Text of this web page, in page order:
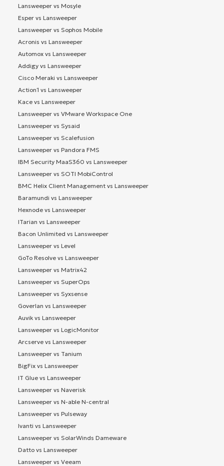
Lansweeper vs Mosyle
Esper vs Lansweeper
Lansweeper vs Sophos Mobile
Acronis vs Lansweeper
Automox vs Lansweeper
Addigy vs Lansweeper
Cisco Meraki vs Lansweeper
Action1 vs Lansweeper
Kace vs Lansweeper
Lansweeper vs VMware Workspace One
Lansweeper vs Sysaid
Lansweeper vs Scalefusion
Lansweeper vs Pandora FMS
IBM Security MaaS360 vs Lansweeper
Lansweeper vs SOTI MobiControl
BMC Helix Client Management vs Lansweeper
Baramundi vs Lansweeper
Hexnode vs Lansweeper
ITarian vs Lansweeper
Bacon Unlimited vs Lansweeper
Lansweeper vs Level
GoTo Resolve vs Lansweeper
Lansweeper vs Matrix42
Lansweeper vs SuperOps
Lansweeper vs Syxsense
Goverlan vs Lansweeper
Auvik vs Lansweeper
Lansweeper vs LogicMonitor
Arcserve vs Lansweeper
Lansweeper vs Tanium
BigFix vs Lansweeper
IT Glue vs Lansweeper
Lansweeper vs Naverisk
Lansweeper vs N-able N-central
Lansweeper vs Pulseway
Ivanti vs Lansweeper
Lansweeper vs SolarWinds Dameware
Datto vs Lansweeper
Lansweeper vs Veeam